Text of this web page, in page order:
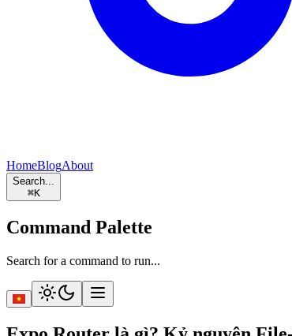
HomeBlogAbout
Search...
⌘K
Command Palette
Search for a command to run...